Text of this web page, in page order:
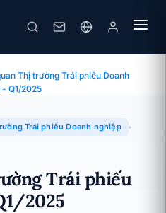
Trái phiếu Doanh nghiệp ·
Thị trường Trái phiếu Doanh
- Q1/2025
Trái phiếu Doanh nghiệp
Trái phiếu
2025